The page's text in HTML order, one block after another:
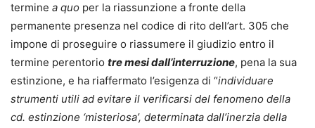
termine a quo per la riassunzione a fronte della
permanente presenza nel codice di rito dell’art. 305 che
impone di proseguire o riassumere il giudizio entro il
termine perentorio tre mesi dall’interruzione, pena la sua
estinzione, e ha riaffermato l’esigenza di “individuare
strumenti utili ad evitare il verificarsi del fenomeno della
cd. estinzione ‘misteriosa’, determinata dall’inerzia della